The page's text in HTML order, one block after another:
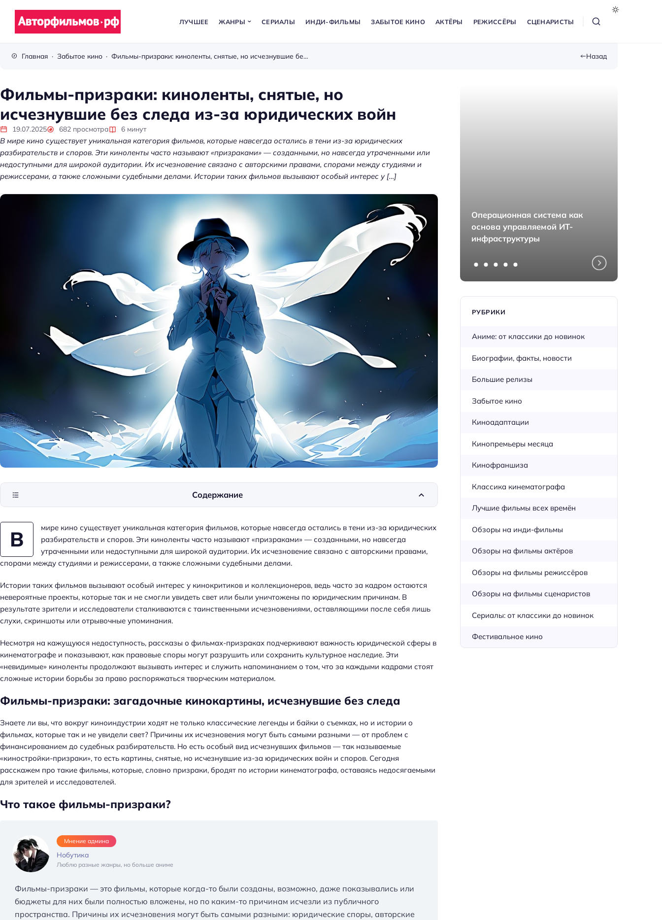
о
к
и
н
о
ЛУЧШЕЕ ЖАНРЫ СЕРИАЛЫ ИНДИ-ФИЛЬМЫ ЗАБЫТОЕ КИНО АКТЁРЫ РЕЖИССЁРЫ СЦЕНАРИСТЫ
Главная Забытое кино Фильмы-призраки: киноленты, снятые, но исчезнувшие без следа из-за юридических войн Назад
Фильмы-призраки: киноленты, снятые, но
исчезнувшие без следа из-за юридических войн
19.07.2025 682 просмотра 6 минут
В мире кино существует уникальная категория фильмов, которые навсегда остались в тени из-за юридических
разбирательств и споров. Эти киноленты часто называют «призраками» — созданными, но навсегда утраченными или
недоступными для широкой аудитории. Их исчезновение связано с авторскими правами, спорами между студиями и
режиссерами, а также сложными судебными делами. Истории таких фильмов вызывают особый интерес у […]
В
мире кино существует уникальная категория фильмов, которые навсегда остались в тени из-за юридических
разбирательств и споров. Эти киноленты часто называют «призраками» — созданными, но навсегда
утраченными или недоступными для широкой аудитории. Их исчезновение связано с авторскими правами,
спорами между студиями и режиссерами, а также сложными судебными делами.
Истории таких фильмов вызывают особый интерес у кинокритиков и коллекционеров, ведь часто за кадром остаются
невероятные проекты, которые так и не смогли увидеть свет или были уничтожены по юридическим причинам. В
результате зрители и исследователи сталкиваются с таинственными исчезновениями, оставляющими после себя лишь
слухи, скриншоты или отрывочные упоминания.
Несмотря на кажущуюся недоступность, рассказы о фильмах-призраках подчеркивают важность юридической сферы в
кинематографе и показывают, как правовые споры могут разрушить или сохранить культурное наследие. Эти
«невидимые» киноленты продолжают вызывать интерес и служить напоминанием о том, что за каждыми кадрами стоят
сложные истории борьбы за право распоряжаться творческим материалом.
Фильмы-призраки: загадочные кинокартины, исчезнувшие без следа
Знаете ли вы, что вокруг киноиндустрии ходят не только классические легенды и байки о съемках, но и истории о
фильмах, которые так и не увидели свет? Причины их исчезновения могут быть самыми разными — от проблем с
финансированием до судебных разбирательств. Но есть особый вид исчезнувших фильмов — так называемые
«киностройки-призраки», то есть картины, снятые, но исчезнувшие из-за юридических войн и споров. Сегодня
расскажем про такие фильмы, которые, словно призраки, бродят по истории кинематографа, оставаясь недосягаемыми
для зрителей и исследователей.
Что такое фильмы-призраки?
Мнение админа
Нобутика
Люблю разные жанры, но больше аниме
Фильмы-призраки — это фильмы, которые когда-то были созданы, возможно, даже показывались или
бюджеты для них были полностью вложены, но по каким-то причинам исчезли из публичного
пространства. Причины их исчезновения могут быть самыми разными: юридические споры, авторские
Содержание
платформа управления
кластерами помогает
цифровым сервисам работать
Аренда оборудования для
мероприятий — звук, экраны,
тач-панели: как выбрать и не
ошибиться
Операционная система как
основа управляемой ИТ-
инфраструктуры
РУБРИКИ
Аниме: от классики до новинок
Биографии, факты, новости
Большие релизы
Забытое кино
Киноадаптации
Кинопремьеры месяца
Кинофраншиза
Классика кинематографа
Лучшие фильмы всех времён
Обзоры на инди-фильмы
Обзоры на фильмы актёров
Обзоры на фильмы режиссёров
Обзоры на фильмы сценаристов
Сериалы: от классики до новинок
Фестивальное кино